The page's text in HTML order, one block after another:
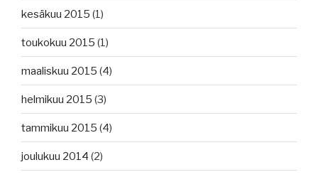
kesäkuu 2015 (1)
toukokuu 2015 (1)
maaliskuu 2015 (4)
helmikuu 2015 (3)
tammikuu 2015 (4)
joulukuu 2014 (2)